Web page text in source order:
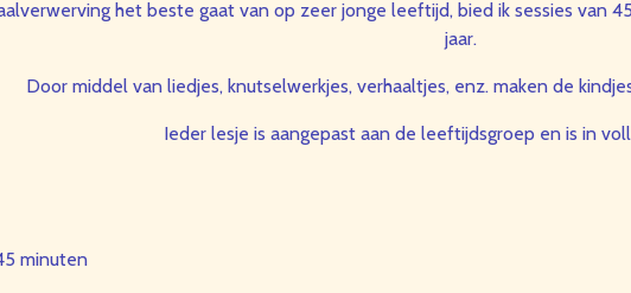
het beste gaat van op zeer jonge leeftijd, bied ik sessies van
jaar.
Door middel van liedjes, knutselwerkjes, verhaaltjes, enz. maken de
Ieder lesje is aangepast aan de leeftijdsgroep en is in
minuten